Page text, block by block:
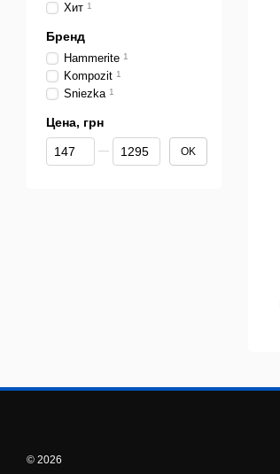
Хит 1
Бренд
Hammerite 1
Kompozit 1
Sniezka 1
Цена, грн
От Цена, грн
До Цена, грн OK
© 2026